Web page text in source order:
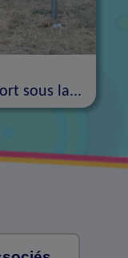
sous la...